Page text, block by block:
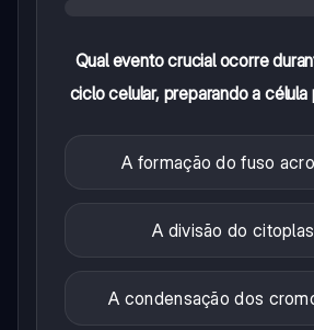
Qual evento crucial ocorre
ciclo celular, preparando a célula
A formação do fuso
A divisão do
A condensação dos